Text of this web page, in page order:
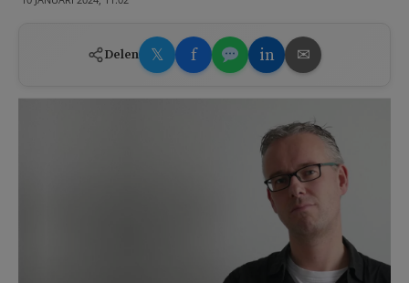
Delen 𝕏 f in ✉